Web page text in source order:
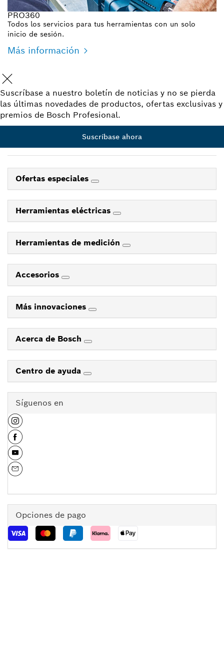
PRO360
Todos los servicios para tus herramientas con un solo
inicio de sesión.
Más información
Suscríbase a nuestro boletín de noticias y no se pierda
las últimas novedades de productos, ofertas exclusivas y
premios de Bosch Profesional.
Suscríbase ahora
Ofertas especiales
Herramientas eléctricas
Herramientas de medición
Accesorios
Más innovaciones
Acerca de Bosch
Centro de ayuda
Síguenos en
Opciones de pago